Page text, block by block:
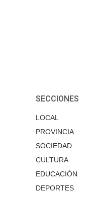
SECCIONES
LOCAL
PROVINCIA
SOCIEDAD
CULTURA
EDUCACIÓN
DEPORTES